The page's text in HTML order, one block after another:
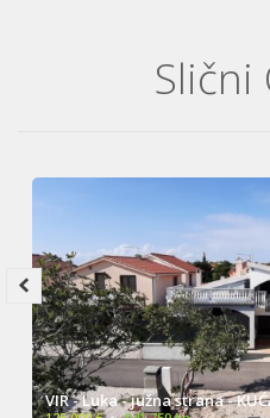
Slični
VIR - Luka - južna strana -